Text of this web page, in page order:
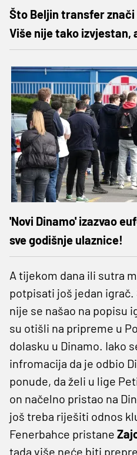
Što Beljin transfer znači
Više nije tako izvjestan,
'Novi Dinamo' izazvao
sve godišnje ulaznice!
A tijekom dana ili sutra
potpisati još jedan igrač.
nije se našao na popisu
su otišli na pripreme u
dolasku u Dinamo. Iako
infromacija da je odbio
ponude, da želi u lige
on načelno pristao na
još treba riješiti odnos
Fenerbahce pristane
tada više neće biti